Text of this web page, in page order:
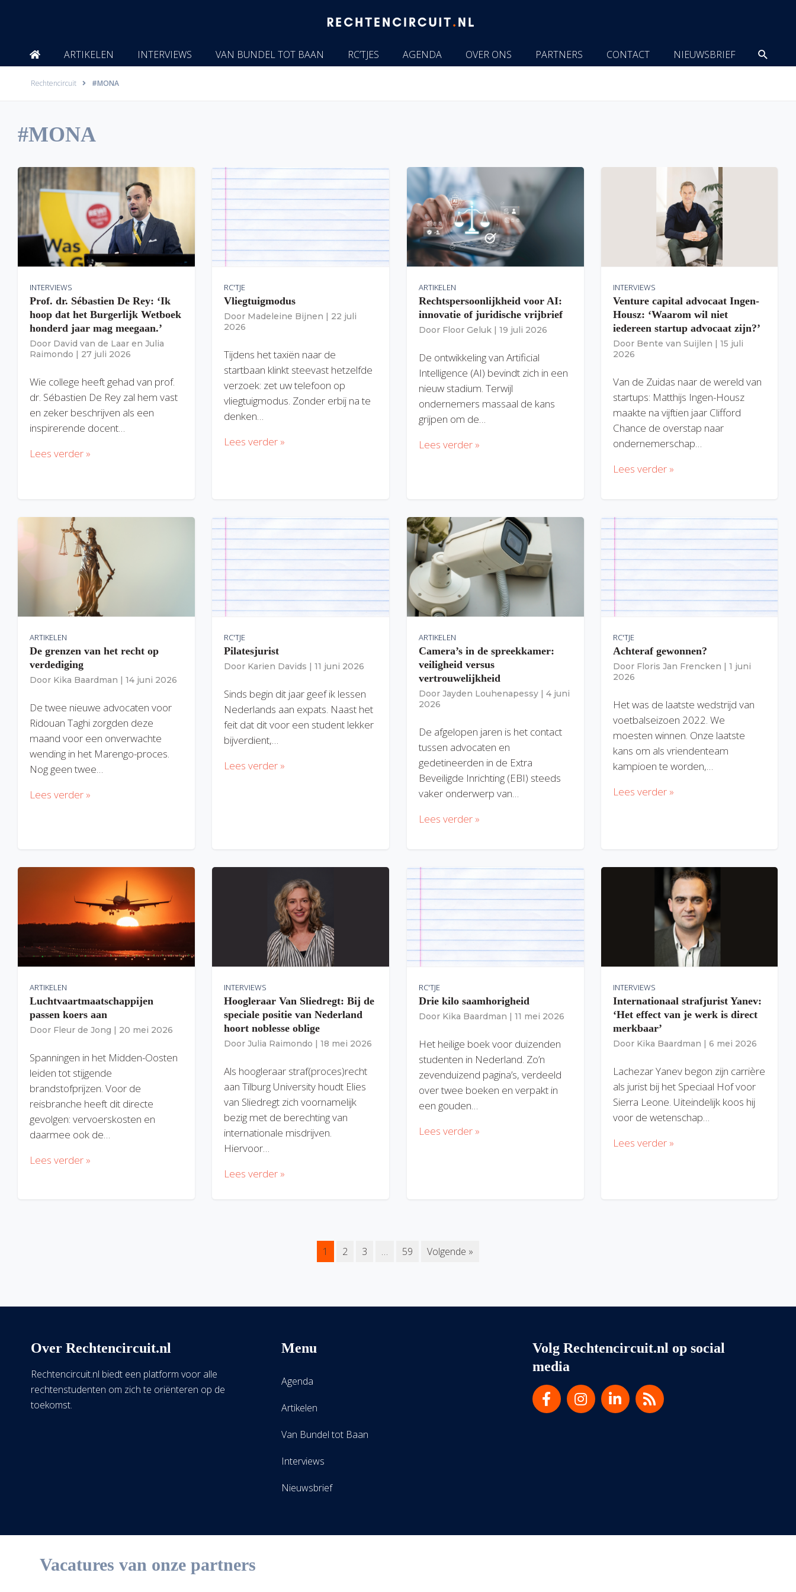
ARTIKELEN INTERVIEWS VAN BUNDEL TOT BAAN RC’TJES AGENDA OVER ONS PARTNERS CONTACT NIEUWSBRIEF
Rechtencircuit #MONA
#MONA
INTERVIEWS
Prof. dr. Sébastien De Rey: ‘Ik
hoop dat het Burgerlijk Wetboek
honderd jaar mag meegaan.’
Door David van de Laar en Julia
Raimondo | 27 juli 2026
Wie college heeft gehad van prof.
dr. Sébastien De Rey zal hem vast
en zeker beschrijven als een
inspirerende docent…
Lees verder »
RC'TJE
Vliegtuigmodus
Door Madeleine Bijnen | 22 juli
2026
Tijdens het taxiën naar de
startbaan klinkt steevast hetzelfde
verzoek: zet uw telefoon op
vliegtuigmodus. Zonder erbij na te
denken…
Lees verder »
ARTIKELEN
Rechtspersoonlijkheid voor AI:
innovatie of juridische vrijbrief
Door Floor Geluk | 19 juli 2026
De ontwikkeling van Artificial
Intelligence (AI) bevindt zich in een
nieuw stadium. Terwijl
ondernemers massaal de kans
grijpen om de…
Lees verder »
INTERVIEWS
Venture capital advocaat Ingen-
Housz: ‘Waarom wil niet
iedereen startup advocaat zijn?’
Door Bente van Suijlen | 15 juli
2026
Van de Zuidas naar de wereld van
startups: Matthijs Ingen-Housz
maakte na vijftien jaar Clifford
Chance de overstap naar
ondernemerschap…
Lees verder »
ARTIKELEN
De grenzen van het recht op
verdediging
Door Kika Baardman | 14 juni 2026
De twee nieuwe advocaten voor
Ridouan Taghi zorgden deze
maand voor een onverwachte
wending in het Marengo-proces.
Nog geen twee…
Lees verder »
RC'TJE
Pilatesjurist
Door Karien Davids | 11 juni 2026
Sinds begin dit jaar geef ik lessen
Nederlands aan expats. Naast het
feit dat dit voor een student lekker
bijverdient,…
Lees verder »
ARTIKELEN
Camera’s in de spreekkamer:
veiligheid versus
vertrouwelijkheid
Door Jayden Louhenapessy | 4 juni
2026
De afgelopen jaren is het contact
tussen advocaten en
gedetineerden in de Extra
Beveiligde Inrichting (EBI) steeds
vaker onderwerp van…
Lees verder »
RC'TJE
Achteraf gewonnen?
Door Floris Jan Frencken | 1 juni
2026
Het was de laatste wedstrijd van
voetbalseizoen 2022. We
moesten winnen. Onze laatste
kans om als vriendenteam
kampioen te worden,…
Lees verder »
ARTIKELEN
Luchtvaartmaatschappijen
passen koers aan
Door Fleur de Jong | 20 mei 2026
Spanningen in het Midden-Oosten
leiden tot stijgende
brandstofprijzen. Voor de
reisbranche heeft dit directe
gevolgen: vervoerskosten en
daarmee ook de…
Lees verder »
INTERVIEWS
Hoogleraar Van Sliedregt: Bij de
speciale positie van Nederland
hoort noblesse oblige
Door Julia Raimondo | 18 mei 2026
Als hoogleraar straf(proces)recht
aan Tilburg University houdt Elies
van Sliedregt zich voornamelijk
bezig met de berechting van
internationale misdrijven.
Hiervoor…
Lees verder »
RC'TJE
Drie kilo saamhorigheid
Door Kika Baardman | 11 mei 2026
Het heilige boek voor duizenden
studenten in Nederland. Zo’n
zevenduizend pagina’s, verdeeld
over twee boeken en verpakt in
een gouden…
Lees verder »
INTERVIEWS
Internationaal strafjurist Yanev:
‘Het effect van je werk is direct
merkbaar’
Door Kika Baardman | 6 mei 2026
Lachezar Yanev begon zijn carrière
als jurist bij het Speciaal Hof voor
Sierra Leone. Uiteindelijk koos hij
voor de wetenschap…
Lees verder »
1 2 3 … 59 Volgende »
Over Rechtencircuit.nl
Rechtencircuit.nl biedt een platform voor alle
rechtenstudenten om zich te oriënteren op de
toekomst.
Menu
Agenda
Artikelen
Van Bundel tot Baan
Interviews
Nieuwsbrief
Volg Rechtencircuit.nl op social
media
Vacatures van onze partners